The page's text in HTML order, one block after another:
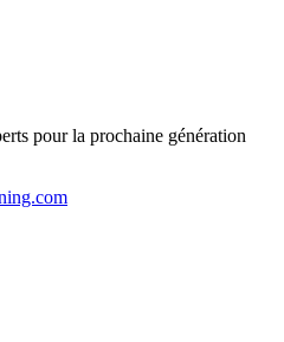
pour la prochaine génération